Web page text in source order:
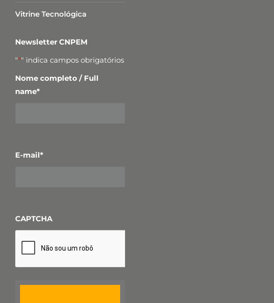
Vitrine Tecnológica
Newsletter CNPEM
"*" indica campos obrigatórios
Nome completo / Full
name*
E-mail*
CAPTCHA